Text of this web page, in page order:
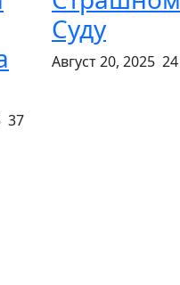
37
Суду
Август 20, 2025 24